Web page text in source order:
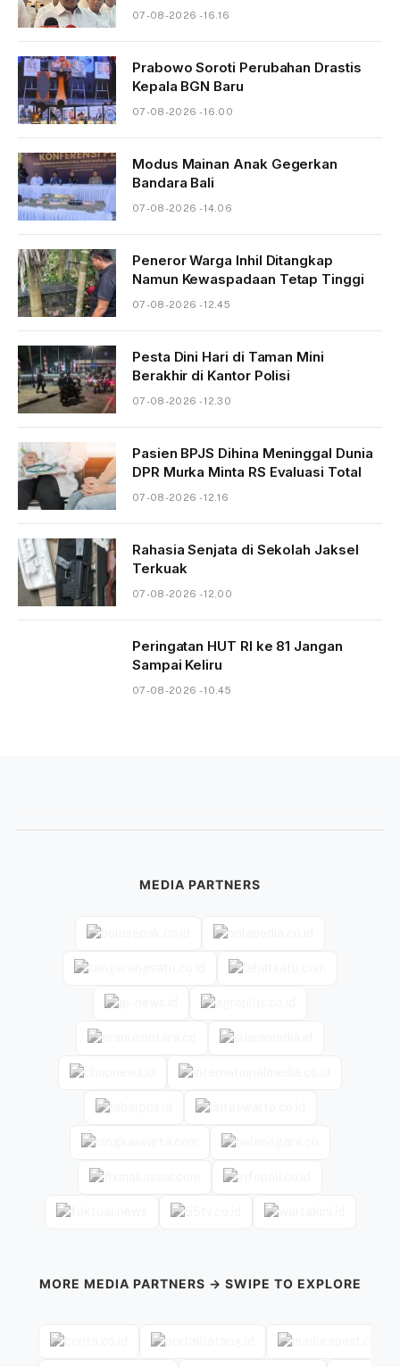
07-08-2026 - 16.16
Prabowo Soroti Perubahan Drastis
Kepala BGN Baru
07-08-2026 - 16.00
Modus Mainan Anak Gegerkan
Bandara Bali
07-08-2026 - 14.06
Peneror Warga Inhil Ditangkap
Namun Kewaspadaan Tetap Tinggi
07-08-2026 - 12.45
Pesta Dini Hari di Taman Mini
Berakhir di Kantor Polisi
07-08-2026 - 12.30
Pasien BPJS Dihina Meninggal Dunia
DPR Murka Minta RS Evaluasi Total
07-08-2026 - 12.16
Rahasia Senjata di Sekolah Jaksel
Terkuak
07-08-2026 - 12.00
Peringatan HUT RI ke 81 Jangan
Sampai Keliru
07-08-2026 - 10.45
MEDIA PARTNERS
MORE MEDIA PARTNERS → SWIPE TO EXPLORE